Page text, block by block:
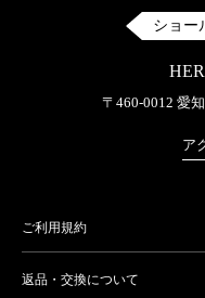
ショー
〒460-0012 愛
ア
ご利用規約
返品・交換について